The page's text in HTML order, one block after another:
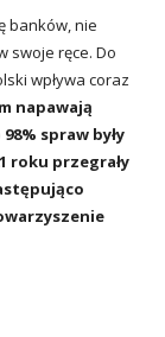
banków, nie
swoje ręce. Do
wpływa coraz
napawają
spraw były
roku przegrały